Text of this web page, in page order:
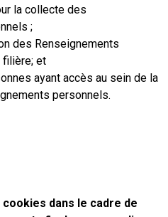
la collecte des
;
des Renseignements
filière; et
ayant accès au sein de la
personnels.
dans le cadre de